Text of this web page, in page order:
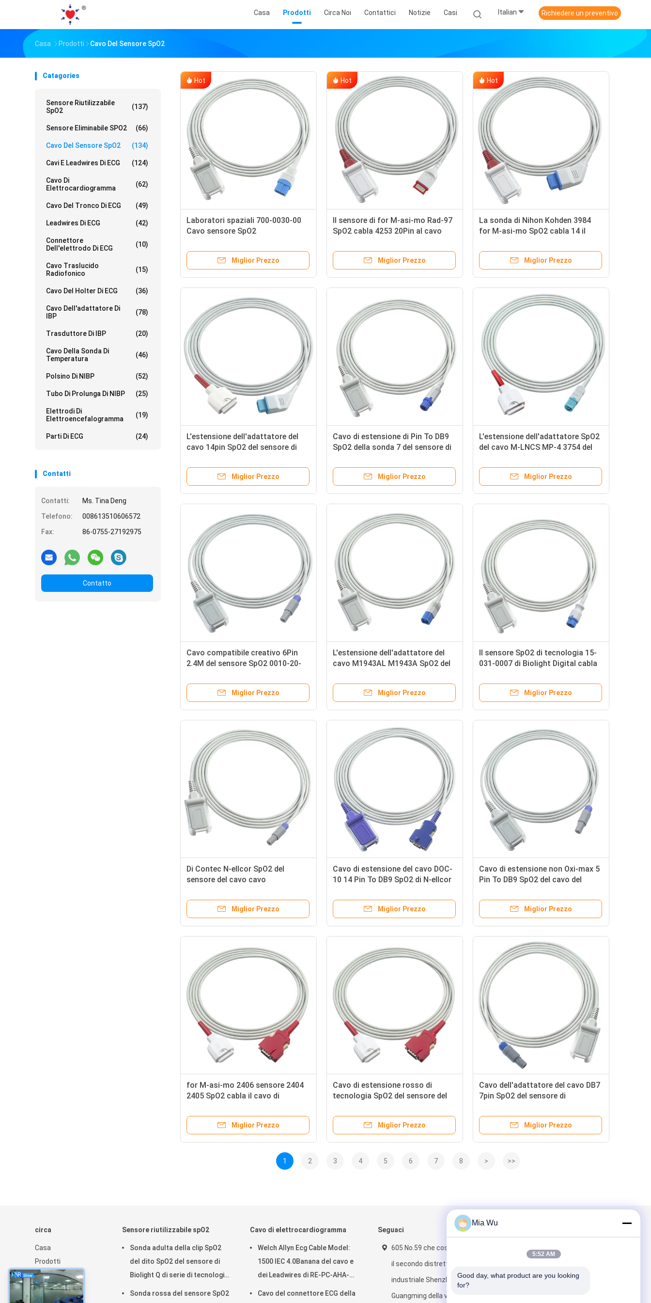
Casa Prodotti Circa Noi Contattici Notizie Casi Italian Richiedere un preventivo
Casa Prodotti Cavo Del Sensore SpO2
Catagories
Sensore Riutilizzabile
SpO2
(137)
Sensore Eliminabile SPO2 (66)
Cavo Del Sensore SpO2 (134)
Cavi E Leadwires Di ECG (124)
Cavo Di
Elettrocardiogramma
(62)
Cavo Del Tronco Di ECG (49)
Leadwires Di ECG (42)
Connettore
Dell'elettrodo Di ECG
(10)
Cavo Traslucido
Radiofonico
(15)
Cavo Del Holter Di ECG (36)
Cavo Dell'adattatore Di
IBP
(78)
Trasduttore Di IBP (20)
Cavo Della Sonda Di
Temperatura
(46)
Polsino Di NIBP (52)
Tubo Di Prolunga Di NIBP (25)
Elettrodi Di
Elettroencefalogramma
(19)
Parti Di ECG (24)
Contatti
Contatti:
Ms. Tina Deng
Telefono:
008613510606572
Fax:
86-0755-27192975
Contatto
Hot
Laboratori spaziali 700-0030-00
Cavo sensore SpO2
Miglior Prezzo
Hot
Il sensore di for M-asi-mo Rad-97
SpO2 cabla 4253 20Pin al cavo
Miglior Prezzo
Hot
La sonda di Nihon Kohden 3984
for M-asi-mo SpO2 cabla 14 il
LNCS SpO2
Miglior Prezzo
L'estensione dell'adattatore del
cavo 14pin SpO2 del sensore di
cabla il cavo paziente
Miglior Prezzo
Cavo di estensione di Pin To DB9
SpO2 della sonda 7 del sensore di
Miglior Prezzo
L'estensione dell'adattatore SpO2
del cavo M-LNCS MP-4 3754 del
Hilips for M-asi-mo cabla il cavo
Miglior Prezzo
Cavo compatibile creativo 6Pin
2.4M del sensore SpO2 0010-20-
Miglior Prezzo
L'estensione dell'adattatore del
cavo M1943AL M1943A SpO2 del
Hilips N-ellcor cabla il D-sotto
cavo pazienteMiglior Prezzo
Il sensore SpO2 di tecnologia 15-
031-0007 di Biolight Digital cabla
cabla il cavo paziente
Miglior Prezzo
Di Contec N-ellcor SpO2 del
sensore del cavo cavo
DB9 SpO2 non
Miglior Prezzo
Cavo di estensione del cavo DOC-
10 14 Pin To DB9 SpO2 di N-ellcor
Miglior Prezzo
Cavo di estensione non Oxi-max 5
Pin To DB9 SpO2 del cavo del
2.4M
Miglior Prezzo
for M-asi-mo 2406 sensore 2404
2405 SpO2 cabla il cavo di
11Pin SpO2 di DB 20 Pin To
Miglior Prezzo
Cavo di estensione rosso di
tecnologia SpO2 del sensore del
for M-asi-mo 2406
Miglior Prezzo
Cavo dell'adattatore del cavo DB7
7pin SpO2 del sensore di
Miglior Prezzo
1 2 3 4 5 6 7 8 > >>
circa
Casa
Prodotti
Circa noi
Notizie
Sensore riutilizzabile spO2
Sonda adulta della clip SpO2
del dito SpO2 del sensore di
Biolight Q di serie di tecnologia
Sonda rossa del sensore SpO2
Cavo di elettrocardiogramma
Welch Allyn Ecg Cable Model:
1500 IEC 4.0Banana del cavo e
dei Leadwires di RE-PC-AHA-
Cavo del connettore ECG della
Seguaci
605 No.59 che costruiscono
il secondo distretto
industriale Shenzhen Cina di
Guangming della via di
Mia Wu
5:52 AM
Good day, what product are you looking
for?